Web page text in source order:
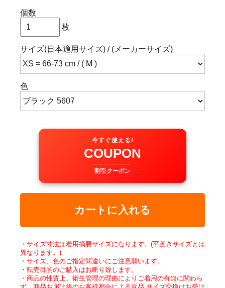
個数
枚
サイズ(日本適用サイズ) / (メーカーサイズ)
色
今すぐ使える!
COUPON
割引クーポン
カートに入れる
・サイズ寸法は着用摘要サイズになります。(平置きサイズとは
異なります。)
・サイズ、色のご指定間違いにご注意願います。
・転売目的のご購入はお断り致します。
・商品の性質上、衛生管理の理由によりご着用の有無に関わら